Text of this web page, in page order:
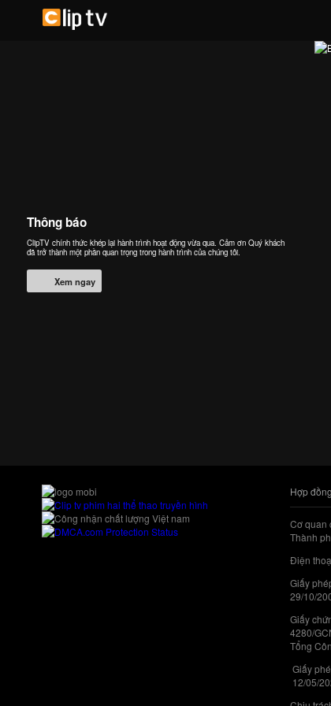
Thông báo
ClipTV chính thức khép lại hành trình hoạt động vừa qua. Cảm ơn Quý khách
đã trở thành một phần quan trọng trong hành trình của chúng tôi.
Xem ngay
Hợp đồng
Cơ quan
Thành
Điện
Giấy
29/10/
Giấy
4280/
Tổng
Giấy
12/05/